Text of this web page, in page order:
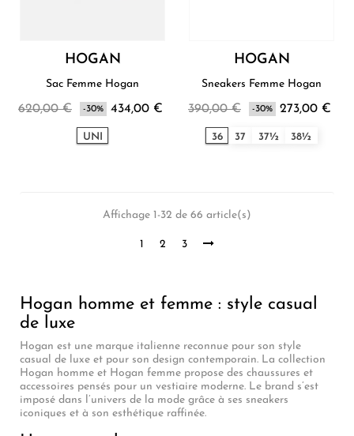
HOGAN
Sac Femme Hogan
620,00 € -30% 434,00 €
UNI
HOGAN
Sneakers Femme Hogan
390,00 € -30% 273,00 €
36 37 37½ 38½
Affichage 1-32 de 66 article(s)
1 2 3
Hogan homme et femme : style casual
de luxe
Hogan est une marque italienne reconnue pour son style
casual de luxe et pour son design contemporain. La collection
Hogan homme et Hogan femme propose des chaussures et
accessoires pensés pour un vestiaire moderne. Le brand s’est
imposé dans l’univers de la mode grâce à ses sneakers
iconiques et à son esthétique raffinée.